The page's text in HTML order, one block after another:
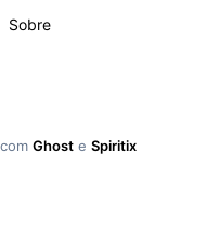
Sobre
Ghost e Spiritix